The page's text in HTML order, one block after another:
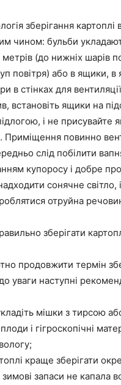
зберігання картоплі
чином: бульби
(до нижніх шарів
повітря) або в ящики, в
в стінках для
встановіть ящики на
і не присувайте
Приміщення повинно
слід побілити
купоросу і добре
сонячне світло,
отруйна
зберігати
продовжити термін
уваги наступні
мішки з тирсою
і гігроскопічні
краще зберігати
зимові запаси не капала